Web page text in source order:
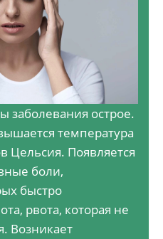
заболевания острое.
температура
Цельсия. Появляется
боли,
быстро
рвота, которая не
Возникает